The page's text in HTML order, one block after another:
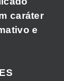
caráter
e